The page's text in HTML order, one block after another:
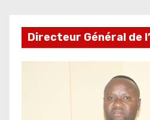
Directeur Général de